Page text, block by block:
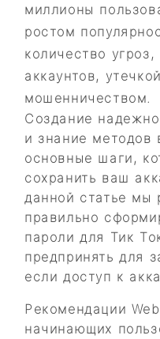
миллионы
ростом
количество
аккаунтов,
мошенничеством.
Создание
и знание методов
основные шаги,
сохранить ваш
данной статье мы
правильно
пароли для Тик
предпринять для
если доступ к
Рекомендации
начинающих